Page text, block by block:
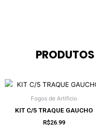
Fogos de Artificio
KIT C/5 TRAQUE GAUCHO
R$26.99